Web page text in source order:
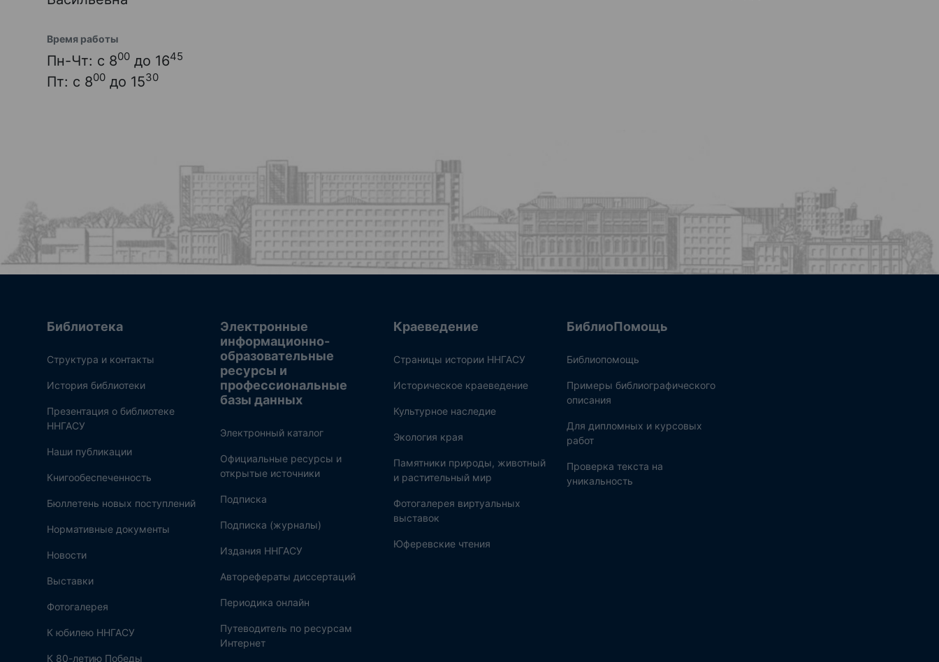
Время работы
Пн-Чт: с 800 до 1645
Пт: с 800 до 1530
Библиотека
Структура и контакты
История библиотеки
Презентация о библиотеке
ННГАСУ
Наши публикации
Книгообеспеченность
Бюллетень новых поступлений
Нормативные документы
Новости
Выставки
Фотогалерея
К юбилею ННГАСУ
К 80-летию Победы
Электронные
информационно-
образовательные
ресурсы и
профессиональные
базы данных
Электронный каталог
Официальные ресурсы и
открытые источники
Подписка
Подписка (журналы)
Издания ННГАСУ
Авторефераты диссертаций
Периодика онлайн
Путеводитель по ресурсам
Интернет
Краеведение
Страницы истории ННГАСУ
Историческое краеведение
Культурное наследие
Экология края
Памятники природы, животный
и растительный мир
Фотогалерея виртуальных
выставок
Юферевские чтения
БиблиоПомощь
Библиопомощь
Примеры библиографического
описания
Для дипломных и курсовых
работ
Проверка текста на
уникальность